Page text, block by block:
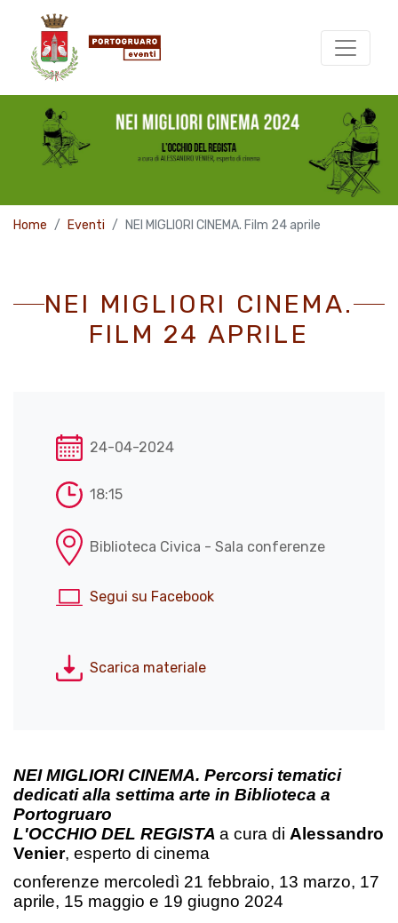
Home Eventi NEI MIGLIORI CINEMA. Film 24 aprile
NEI MIGLIORI CINEMA.
FILM 24 APRILE
24-04-2024
18:15
Biblioteca Civica - Sala conferenze
Segui su Facebook
Scarica materiale
NEI MIGLIORI CINEMA. Percorsi tematici
dedicati alla settima arte in Biblioteca a
Portogruaro
L'OCCHIO DEL REGISTA a cura di Alessandro
Venier, esperto di cinema
conferenze mercoledì 21 febbraio, 13 marzo, 17
aprile, 15 maggio e 19 giugno 2024